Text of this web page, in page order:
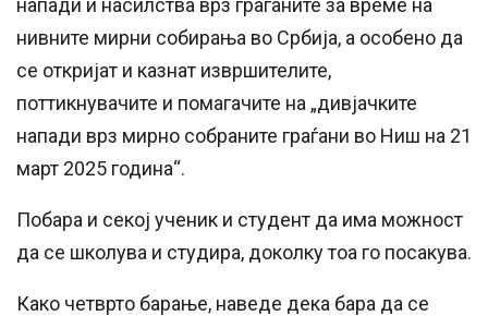
нивните мирни собирања во Србија, а особено да
се откријат и казнат извршителите,
поттикнувачите и помагачите на „дивјачките
напади врз мирно собраните граѓани во Ниш на 21
март 2025 година“.
Побара и секој ученик и студент да има можност
да се школува и студира, доколку тоа го посакува.
Како четврто барање, наведе дека бара да се